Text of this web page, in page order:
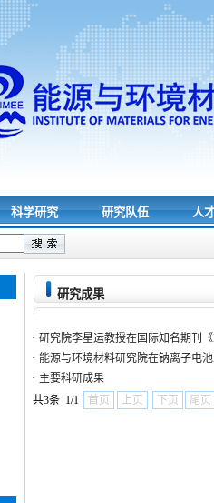
科学研究 研究队伍 人
研究成果
· 研究院李星运教授在国际知名期刊《
· 能源与环境材料研究院在钠离子电
· 主要科研成果
共3条 1/1
首页 上页 下页 尾页